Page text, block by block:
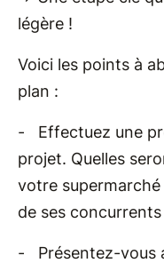
légère !
Voici les points à
plan :
- Effectuez une
projet. Quelles
votre
de ses concurrents
- Présentez-vous